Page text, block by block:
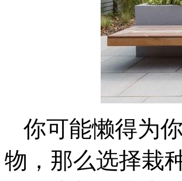
你可能懒得为
物，那么选择栽